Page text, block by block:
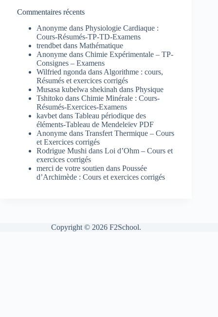
Commentaires récents
Anonyme dans Physiologie Cardiaque :
Cours-Résumés-TP-TD-Examens
trendbet dans Mathématique
Anonyme dans Chimie Expérimentale – TP-
Consignes – Examens
Wilfried ngonda dans Algorithme : cours,
Résumés et exercices corrigés
Musasa kubelwa shekinah dans Physique
Tshitoko dans Chimie Minérale : Cours-
Résumés-Exercices-Examens
kavbet dans Tableau périodique des
éléments-Tableau de Mendeleïev PDF
Anonyme dans Transfert Thermique – Cours
et Exercices corrigés
Rodrigue Mushi dans Loi d’Ohm – Cours et
exercices corrigés
merci de votre soutien dans Poussée
d’Archimède : Cours et exercices corrigés
Copyright © 2026 F2School.